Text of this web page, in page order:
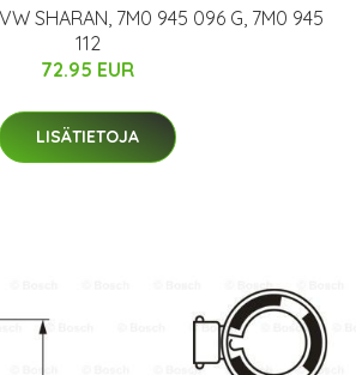
SHARAN, 7M0 945 096 G, 7M0 945
112
72.95 EUR
LISÄTIETOJA